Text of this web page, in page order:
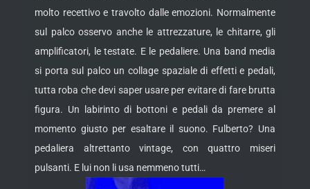
molto recettivo e travolto dalle emozioni. Normalmente
sul palco osservo anche le attrezzature, le chitarre, gli
amplificatori, le testate. E le pedaliere. Una band media
si porta sul palco un collage spaziale di effetti e pedali,
tutta roba che devi saper usare per evitare di fare brutta
figura. Un labirinto di bottoni e pedali da premere al
momento giusto per esaltare il suono. Fulberto? Una
pedaliera altrettanto vintage, con quattro miseri
pulsanti. E lui non li usa nemmeno tutti…